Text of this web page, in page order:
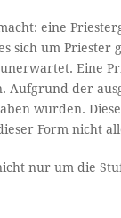
eine
sich um Priester
Eine
der
wurden.
Form nicht
nur um die